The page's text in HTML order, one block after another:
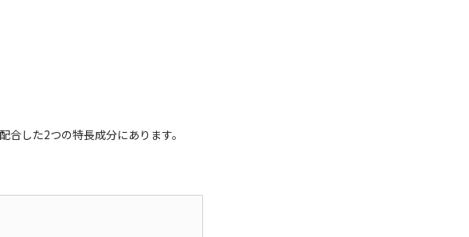
した2つの特長成分にあります。